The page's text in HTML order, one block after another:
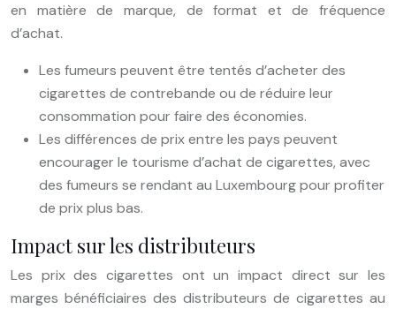
en matière de marque, de format et de fréquence
d’achat.
Les fumeurs peuvent être tentés d’acheter des
cigarettes de contrebande ou de réduire leur
consommation pour faire des économies.
Les différences de prix entre les pays peuvent
encourager le tourisme d’achat de cigarettes, avec
des fumeurs se rendant au Luxembourg pour profiter
de prix plus bas.
Impact sur les distributeurs
Les prix des cigarettes ont un impact direct sur les
marges bénéficiaires des distributeurs de cigarettes au